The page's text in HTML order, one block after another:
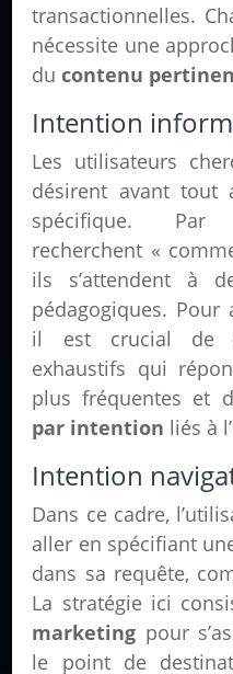
transactionnelles.
nécessite une
ducontenu
Intention
Les utilisateurs
désirent avant tout
spécifique. Par
recherchent «
ils s’attendent à
pédagogiques. Pour
il est crucial de
exhaustifs qui
plus fréquentes et
par intention liés à
Intention
Dans ce cadre,
aller en spécifiant
dans sa requête,
La stratégie ici
marketing pour
le point de